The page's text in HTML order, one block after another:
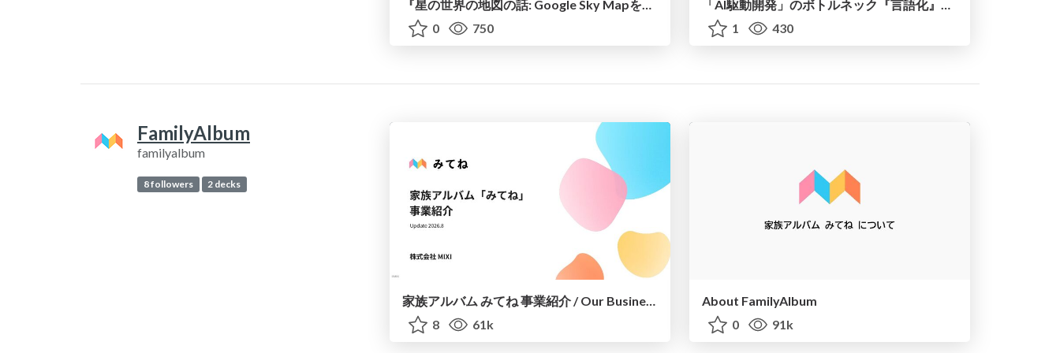
『星の世界の地図の話: Google Sky MapをAI Agentでよみがえらせる』 - Google Developers DevFest Tokyo 2025
0
750
「AI駆動開発」のボトルネック『言語化』を効率化するには
1
430
FamilyAlbum
familyalbum
8 followers 2 decks
家族アルバム みてね 事業紹介 / Our Business
8
61k
About FamilyAlbum
0
91k